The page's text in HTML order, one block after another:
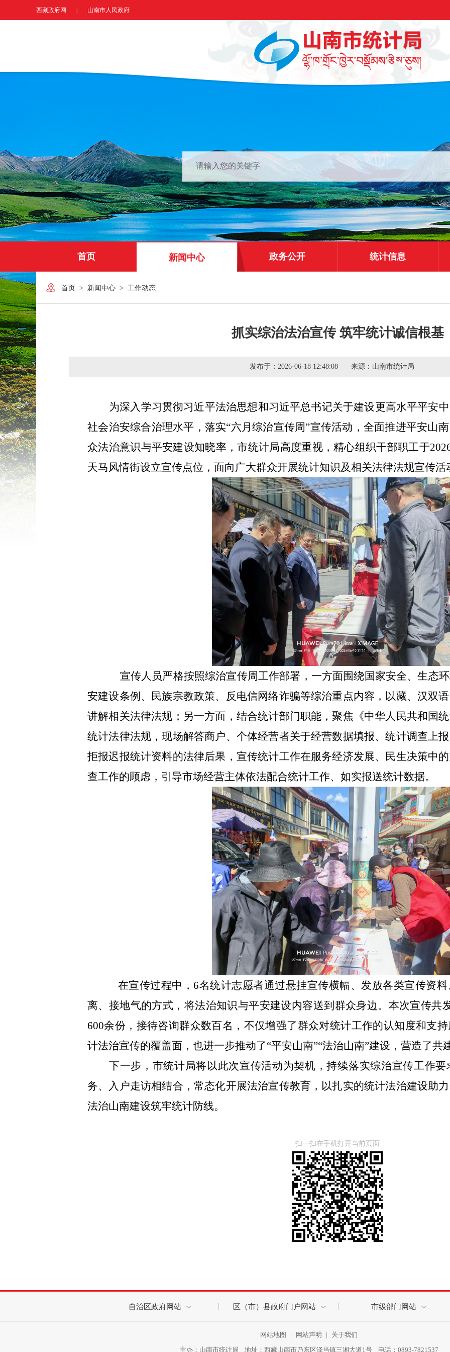
西藏政府网 山南市人民政府
首页 新闻中心 政务公开 统计信息
首页 > 新闻中心 > 工作动态
抓实综治法治宣传 筑牢统计诚信根基
发布于： 2026-06-18 12:48:08 来源： 山南市统计局
为深入学习贯彻习近平法治思想和习近平总书记关于建设更高水平平安
社会治安综合治理水平，落实“六月综治宣传周”宣传活动，全面推进平安山
众法治意识与平安建设知晓率，市统计局高度重视，精心组织干部职工于
天马风情街设立宣传点位，面向广大群众开展统计知识及相关法律法规宣传活
宣传人员严格按照综治宣传周工作部署，一方面围绕国家安全、生态
安建设条例、民族宗教政策、反电信网络诈骗等综治重点内容，以藏、汉双
讲解相关法律法规；另一方面，结合统计部门职能，聚焦《中华人民共和国
统计法律法规，现场解答商户、个体经营者关于经营数据填报、统计调查上
拒报迟报统计资料的法律后果，宣传统计工作在服务经济发展、民生决策中
查工作的顾虑，引导市场经营主体依法配合统计工作、如实报送统计数据。
在宣传过程中， 6名统计志愿者通过悬挂宣传横幅、发放各类宣传资
离、接地气的方式，将法治知识与平安建设内容送到群众身边。本次宣传共
600余份，接待咨询群众数百名，不仅增强了群众对统计工作的认知度和支
计法治宣传的覆盖面，也进一步推动了“平安山南”“法治山南”建设，营造了共
下一步，市统计局将以此次宣传活动为契机，持续落实综治宣传工作
务、入户走访相结合，常态化开展法治宣传教育，以扎实的统计法治建设助
法治山南建设筑牢统计防线。
扫一扫在手机打开当前页面
自治区政府网站 区（市）县政府门户网站 市级部门网站
网站地图 | 网站声明 |
关于我们
主办：山南市统计局 地址：西藏山南市乃东区泽当镇三湘大道1号 电话：0893-7821537